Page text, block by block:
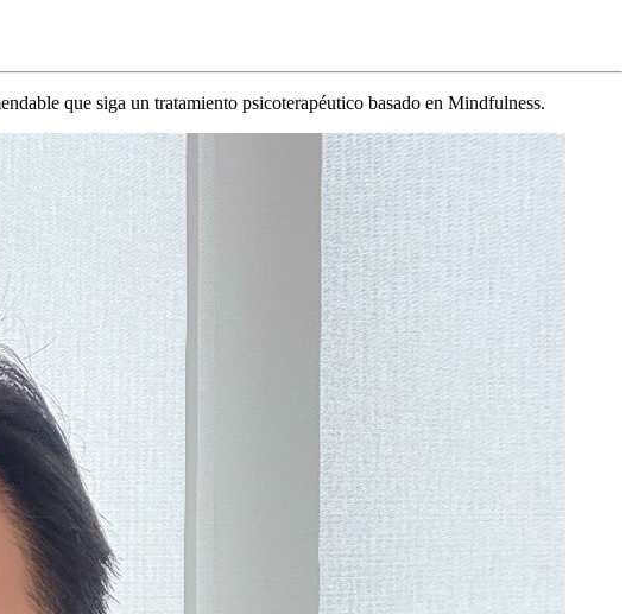
que siga un tratamiento psicoterapéutico basado en Mindfulness.